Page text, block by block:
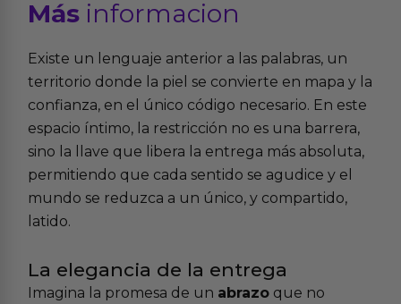
Más informacion
Existe un lenguaje anterior a las palabras, un
territorio donde la piel se convierte en mapa y la
confianza, en el único código necesario. En este
espacio íntimo, la restricción no es una barrera,
sino la llave que libera la entrega más absoluta,
permitiendo que cada sentido se agudice y el
mundo se reduzca a un único, y compartido,
latido.
La elegancia de la entrega
Imagina la promesa de un abrazo que no